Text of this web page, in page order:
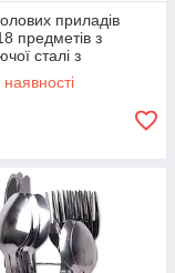
приладів
предметів з
сталі з
ручками KM-
5302